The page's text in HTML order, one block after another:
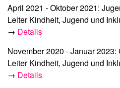
April 2021 - Oktober 2021:
Leiter Kindheit, Jugend und
→ Details
November 2020 - Januar 2023:
Leiter Kindheit, Jugend und
→ Details